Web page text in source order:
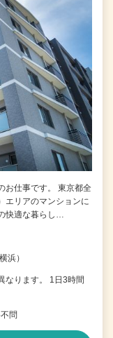
お仕事です。 東京都全
エリアのマンションに
快適な暮らし…
浜）
ります。 1日3時間
問